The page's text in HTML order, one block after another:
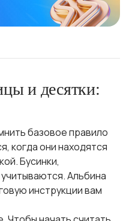
и десятки:
базовое правило
когда они находятся
Бусинки,
Альбина
инструкции вам